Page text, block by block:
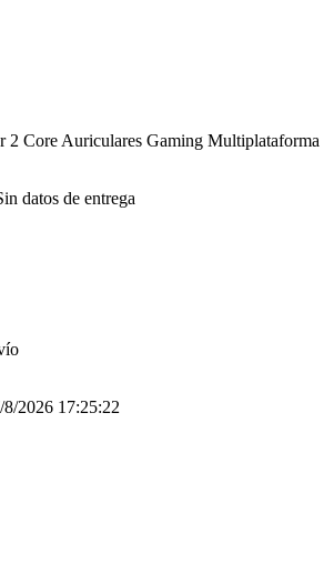
2 Core Auriculares Gaming Multiplataforma
datos de entrega
2026 17:25:22